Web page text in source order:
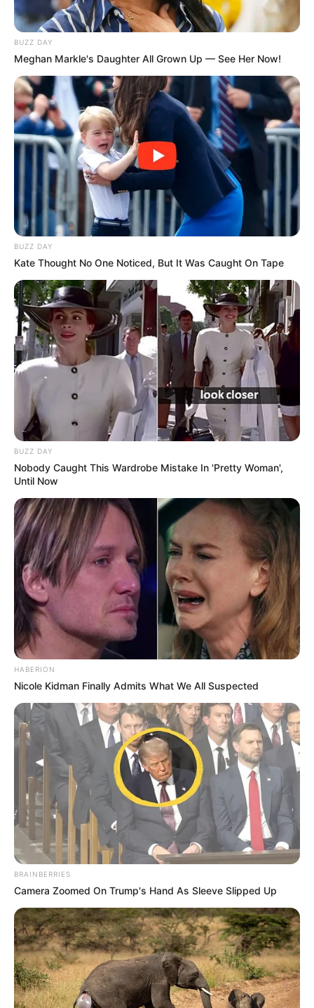
BUZZ DAY
Meghan Markle's Daughter All Grown Up — See Her Now!
BUZZ DAY
Kate Thought No One Noticed, But It Was Caught On Tape
BUZZ DAY
Nobody Caught This Wardrobe Mistake In 'Pretty Woman',
Until Now
HABERION
Nicole Kidman Finally Admits What We All Suspected
BRAINBERRIES
Camera Zoomed On Trump's Hand As Sleeve Slipped Up